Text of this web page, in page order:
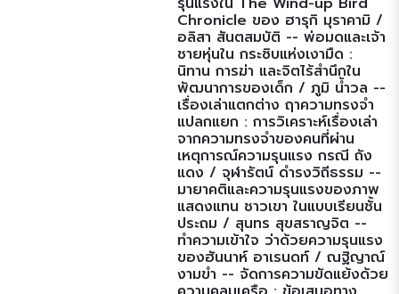
Chronicle ของ ฮารุกิ มุราคามิ /
อลิสา สันตสมบัติ -- พ่อมดและเจ้า
ชายหุ่นใน กระซิบแห่งเงามืด :
นิทาน การฆ่า และจิตไร้สำนึกใน
พัฒนาการของเด็ก / ภูมิ น้ำวล --
เรื่องเล่าแตกต่าง ฤาความทรงจำ
แปลกแยก : การวิเคราะห์เรื่องเล่า
จากความทรงจำของคนที่ผ่าน
เหตุการณ์ความรุนแรง กรณี ถัง
แดง / จุฬารัตน์ ดำรงวิถีธรรม --
มายาคติและความรุนแรงของภาพ
แสดงแทน ชาวเขา ในแบบเรียนชั้น
ประถม / สุนทร สุขสราญจิต --
ทำความเข้าใจ ว่าด้วยความรุนแรง
ของฮันนาห์ อาเรนดท์ / ณฐิญาณ์
งามขำ -- จัดการความขัดแย้งด้วย